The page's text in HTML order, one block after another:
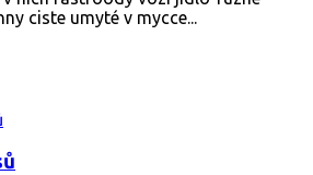
ciste umyté v mycce...